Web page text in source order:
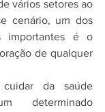
vários setores ao
cenário, um dos
importantes é o
de qualquer
da saúde
determinado